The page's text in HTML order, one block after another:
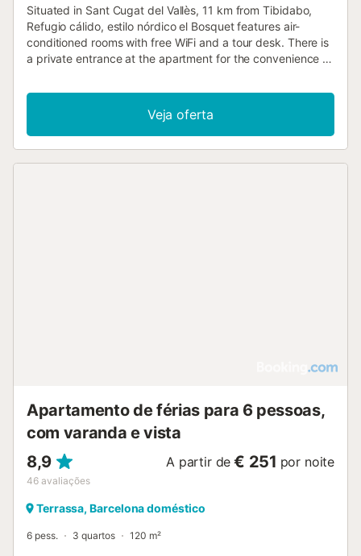
Situated in Sant Cugat del Vallès, 11 km from Tibidabo,
Refugio cálido, estilo nórdico el Bosquet features air-
conditioned rooms with free WiFi and a tour desk. There is
a private entrance at the apartment for the convenience of
Veja oferta
Apartamento de férias para 6 pessoas,
com varanda e vista
8,9
46 avaliações
A partir de € 251 por noite
Terrassa, Barcelona doméstico
6 pess. 3 quartos 120 m²